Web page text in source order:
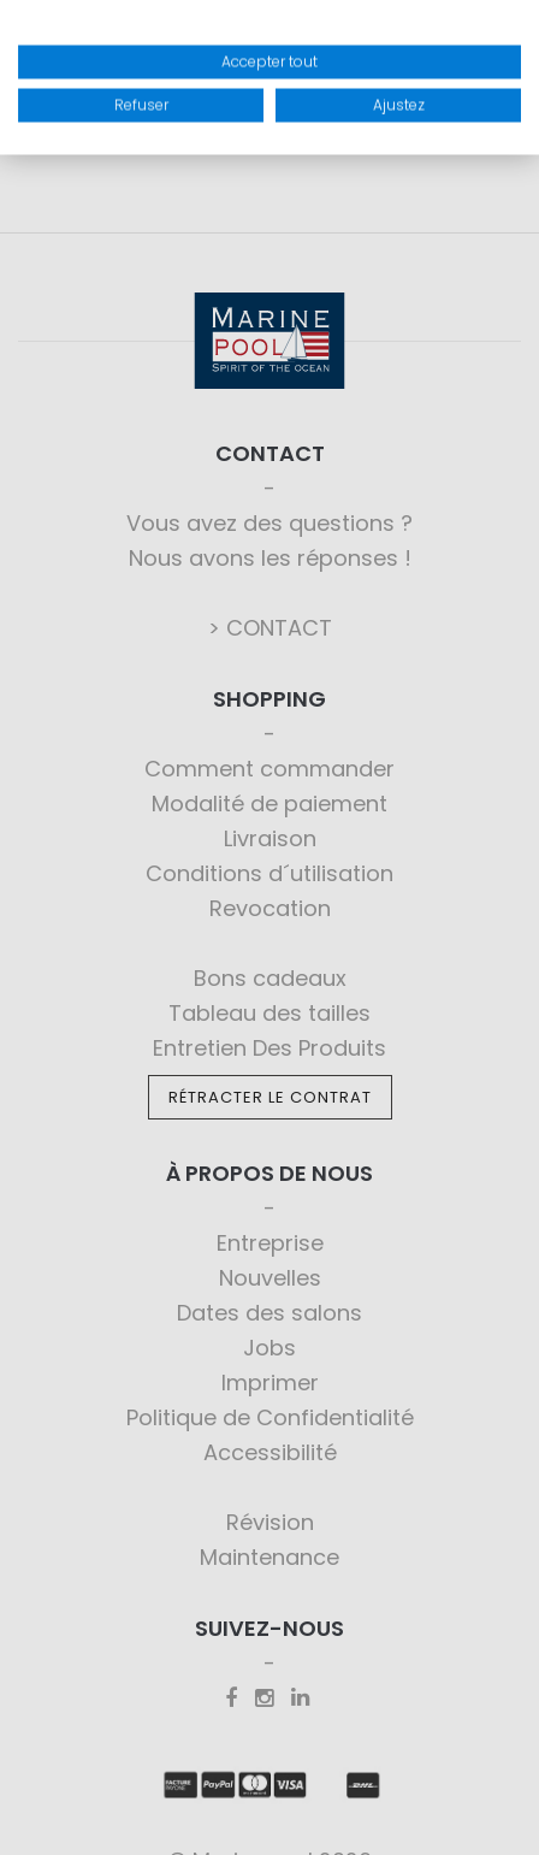
SÉCURITÉ DU PRODUIT
CONTACT
Vous avez des questions ?
Nous avons les réponses !
> CONTACT
SHOPPING
Comment commander
Modalité de paiement
Livraison
Conditions d´utilisation
Revocation
Bons cadeaux
Tableau des tailles
Entretien Des Produits
RÉTRACTER LE CONTRAT
À PROPOS DE NOUS
Entreprise
Nouvelles
Dates des salons
Jobs
Imprimer
Politique de Confidentialité
Accessibilité
Révision
Maintenance
SUIVEZ-NOUS
Accepter tout
Refuser Ajustez